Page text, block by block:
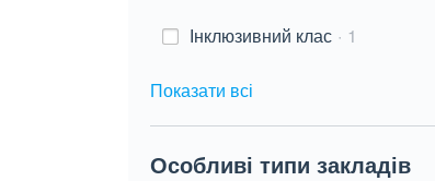
Інклюзивний клас 1
Показати всі
Особливі типи закладів